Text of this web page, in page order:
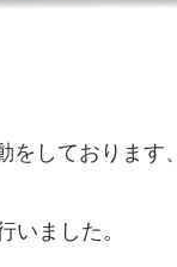
しております
いました。